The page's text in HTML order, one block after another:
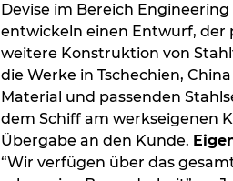
Devise im Bereich
entwickeln einen Entwurf, der
weitere Konstruktion von
die Werke in Tschechien,
Material und passenden
dem Schiff am werkseigenen
Übergabe an den Kunde.
“Wir verfügen über das